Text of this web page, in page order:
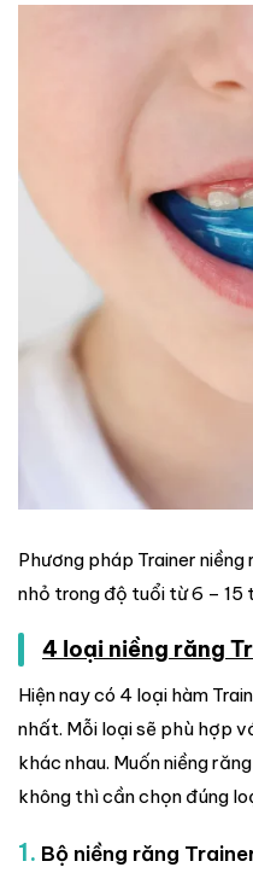
Phương pháp Trainer
nhỏ trong độ tuổi từ 6 – 15
4 loại niềng răng
Hiện nay có 4 loại hàm
nhất. Mỗi loại sẽ phù hợp
khác nhau. Muốn niềng
không thì cần chọn đúng
1. Bộ niềng răng